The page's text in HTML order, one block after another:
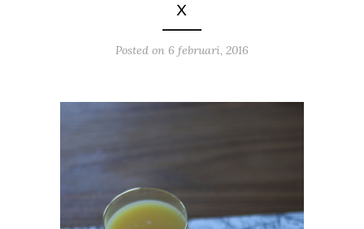
X
Posted on 6 februari, 2016